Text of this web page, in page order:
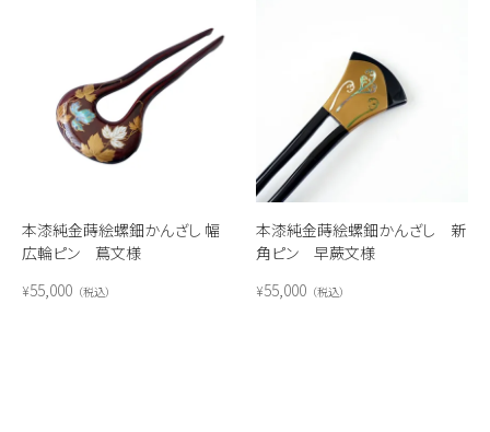
本漆純金蒔絵螺鈿かんざし 幅
広輪ピン 蔦文様
¥55,000 税込
本漆純金蒔絵螺鈿かんざし 新
角ピン 早蕨文様
¥55,000 税込